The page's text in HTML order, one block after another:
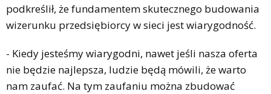
podkreślił, że fundamentem skutecznego budowania
wizerunku przedsiębiorcy w sieci jest wiarygodność.
- Kiedy jesteśmy wiarygodni, nawet jeśli nasza oferta
nie będzie najlepsza, ludzie będą mówili, że warto
nam zaufać. Na tym zaufaniu można zbudować